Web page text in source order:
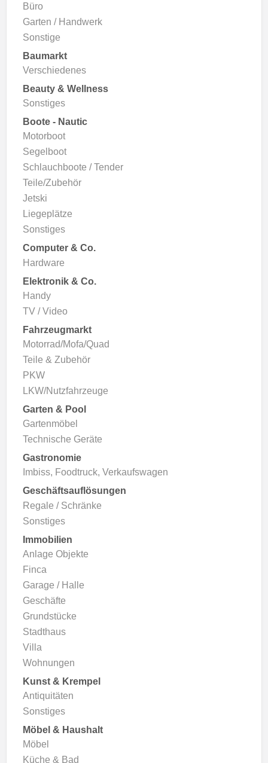
Büro
Garten / Handwerk
Sonstige
Baumarkt
Verschiedenes
Beauty & Wellness
Sonstiges
Boote - Nautic
Motorboot
Segelboot
Schlauchboote / Tender
Teile/Zubehör
Jetski
Liegeplätze
Sonstiges
Computer & Co.
Hardware
Elektronik & Co.
Handy
TV / Video
Fahrzeugmarkt
Motorrad/Mofa/Quad
Teile & Zubehör
PKW
LKW/Nutzfahrzeuge
Garten & Pool
Gartenmöbel
Technische Geräte
Gastronomie
Imbiss, Foodtruck, Verkaufswagen
Geschäftsauflösungen
Regale / Schränke
Sonstiges
Immobilien
Anlage Objekte
Finca
Garage / Halle
Geschäfte
Grundstücke
Stadthaus
Villa
Wohnungen
Kunst & Krempel
Antiquitäten
Sonstiges
Möbel & Haushalt
Möbel
Küche & Bad